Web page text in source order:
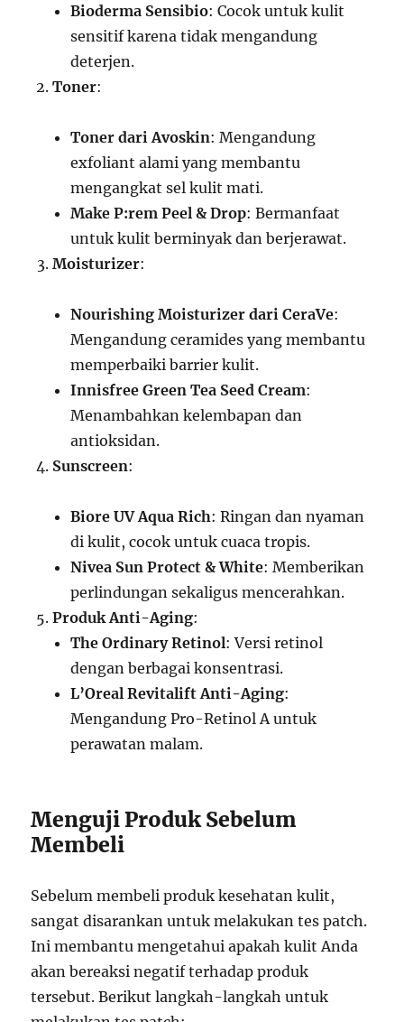
Bioderma Sensibio: Cocok untuk kulit
sensitif karena tidak mengandung
deterjen.
Toner:
Toner dari Avoskin: Mengandung
exfoliant alami yang membantu
mengangkat sel kulit mati.
Make P:rem Peel & Drop: Bermanfaat
untuk kulit berminyak dan berjerawat.
Moisturizer:
Nourishing Moisturizer dari CeraVe:
Mengandung ceramides yang membantu
memperbaiki barrier kulit.
Innisfree Green Tea Seed Cream:
Menambahkan kelembapan dan
antioksidan.
Sunscreen:
Biore UV Aqua Rich: Ringan dan nyaman
di kulit, cocok untuk cuaca tropis.
Nivea Sun Protect & White: Memberikan
perlindungan sekaligus mencerahkan.
Produk Anti-Aging:
The Ordinary Retinol: Versi retinol
dengan berbagai konsentrasi.
L’Oreal Revitalift Anti-Aging:
Mengandung Pro-Retinol A untuk
perawatan malam.
Menguji Produk Sebelum
Membeli
Sebelum membeli produk kesehatan kulit,
sangat disarankan untuk melakukan tes patch.
Ini membantu mengetahui apakah kulit Anda
akan bereaksi negatif terhadap produk
tersebut. Berikut langkah-langkah untuk